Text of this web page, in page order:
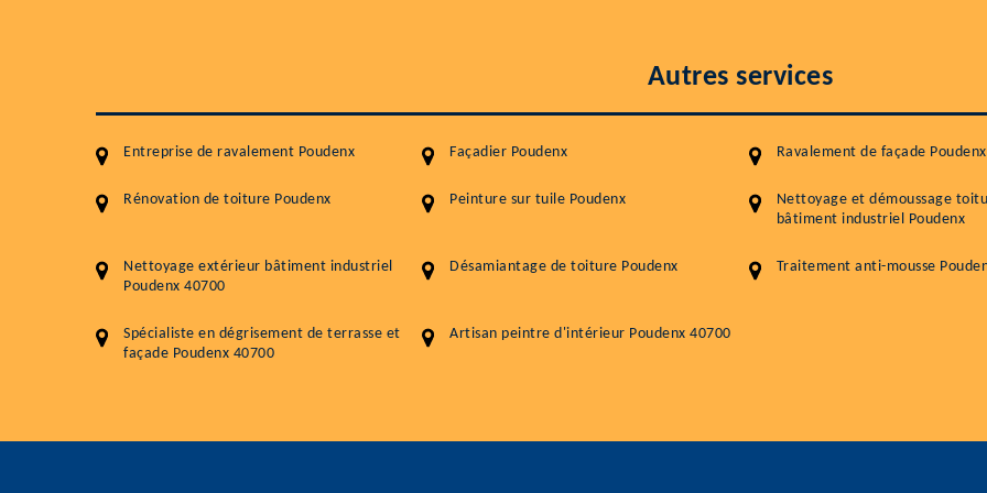
Autres services
Entreprise de ravalement Poudenx Façadier Poudenx Ravalement de façade Poudenx
Rénovation de toiture Poudenx Peinture sur tuile Poudenx
Nettoyage et démoussage
bâtiment industriel Poudenx
Nettoyage extérieur bâtiment industriel
Poudenx 40700
Désamiantage de toiture Poudenx Traitement anti-mousse
Spécialiste en dégrisement de terrasse et
façade Poudenx 40700
Artisan peintre d'intérieur Poudenx 40700